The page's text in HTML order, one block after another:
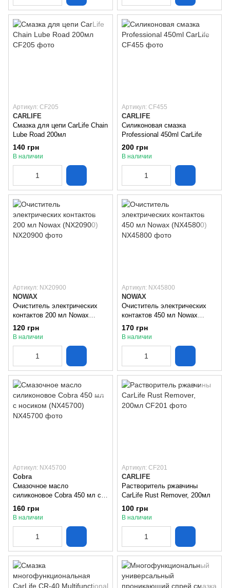
Артикул: CF205
CARLIFE
Смазка для цепи CarLife Chain
Lube Road 200мл
140 грн
В наличии
Артикул: CF455
CARLIFE
Силиконовая смазка
Professional 450ml CarLife
200 грн
В наличии
Артикул: NX20900
NOWAX
Очиститель электрических
контактов 200 мл Nowax
(NX20900)
120 грн
В наличии
Артикул: NX45800
NOWAX
Очиститель электрических
контактов 450 мл Nowax
(NX45800)
170 грн
В наличии
Артикул: NX45700
Cobra
Смазочное масло
силиконовое Cobra 450 мл с
носиком (NX45700)
160 грн
В наличии
Артикул: CF201
CARLIFE
Растворитель ржавчины
CarLife Rust Remover, 200мл
100 грн
В наличии